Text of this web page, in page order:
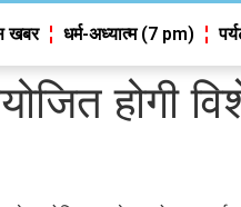
खबर धर्म-अध्यात्म (7 pm)